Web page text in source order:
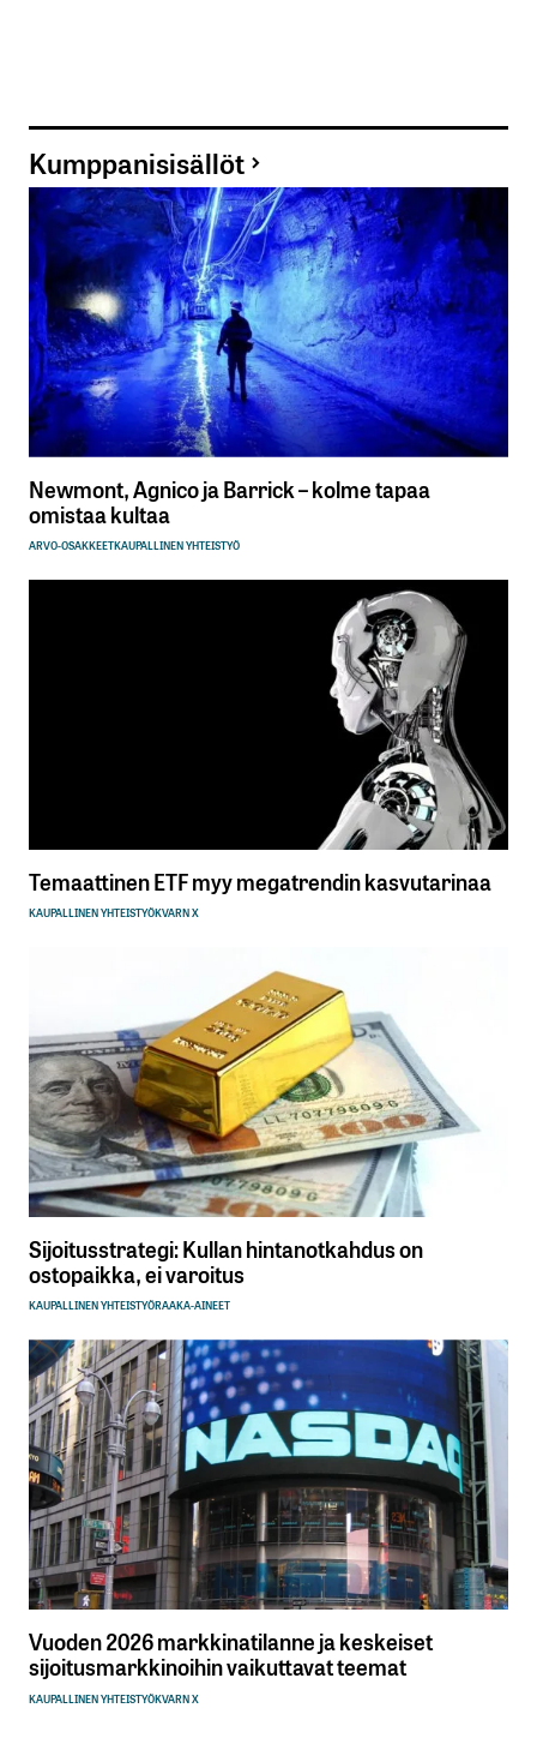
Kumppanisisällöt
Newmont, Agnico ja Barrick – kolme tapaa
omistaa kultaa
ARVO-OSAKKEETKAUPALLINEN YHTEISTYÖ
Temaattinen ETF myy megatrendin kasvutarinaa
KAUPALLINEN YHTEISTYÖKVARN X
Sijoitusstrategi: Kullan hintanotkahdus on
ostopaikka, ei varoitus
KAUPALLINEN YHTEISTYÖRAAKA-AINEET
Vuoden 2026 markkinatilanne ja keskeiset
sijoitusmarkkinoihin vaikuttavat teemat
KAUPALLINEN YHTEISTYÖKVARN X